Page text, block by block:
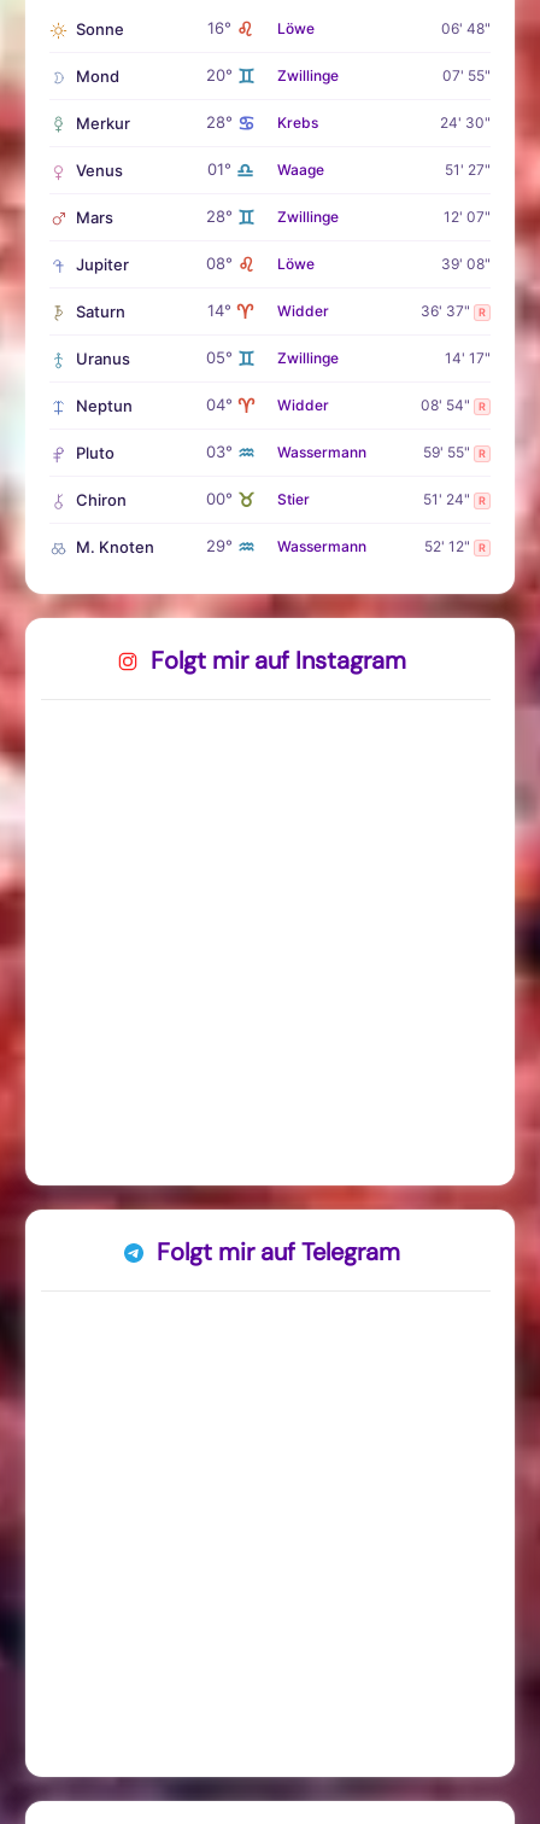
Sonne 16° ♌ Löwe 06' 48"
Mond 20° ♊ Zwillinge 07' 55"
Merkur 28° ♋ Krebs 24' 30"
Venus 01° ♎ Waage 51' 27"
Mars 28° ♊ Zwillinge 12' 07"
Jupiter 08° ♌ Löwe 39' 08"
Saturn 14° ♈ Widder 36' 37" R
Uranus 05° ♊ Zwillinge 14' 17"
Neptun 04° ♈ Widder 08' 54" R
Pluto 03° ♒ Wassermann 59' 55" R
Chiron 00° ♉ Stier 51' 24" R
M. Knoten 29° ♒ Wassermann 52' 12" R
Folgt mir auf Instagram
Folgt mir auf Telegram